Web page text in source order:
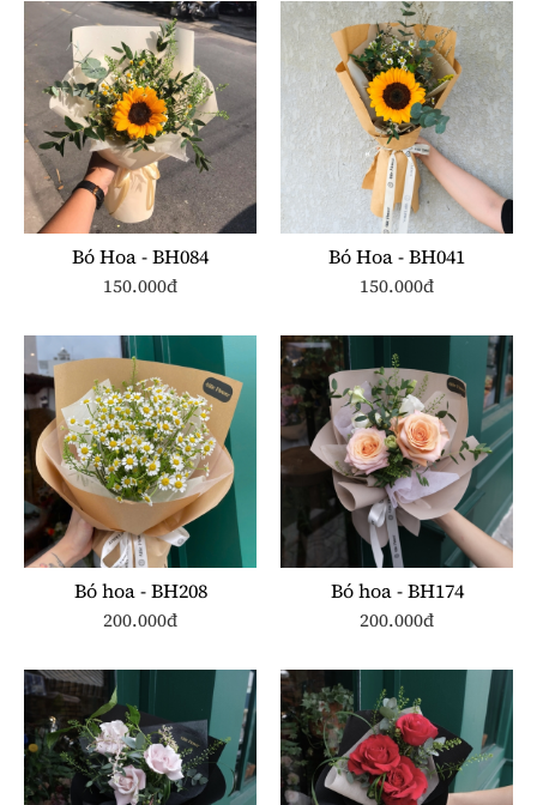
Bó Hoa - BH084
150.000đ
Bó Hoa - BH041
150.000đ
Bó hoa - BH208
200.000đ
Bó hoa - BH174
200.000đ